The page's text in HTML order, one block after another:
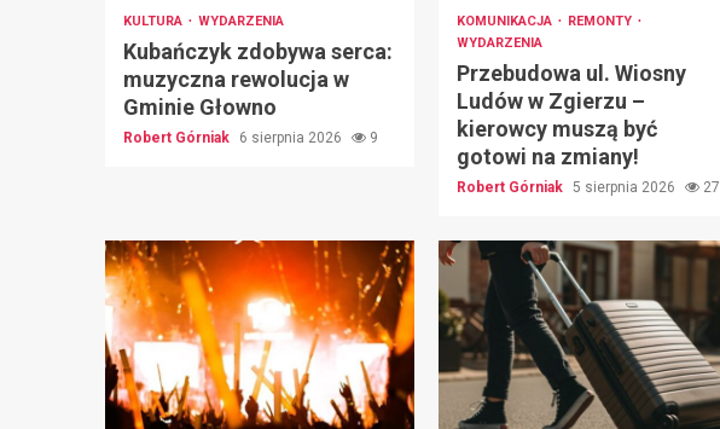
KULTURA WYDARZENIA
Kubańczyk zdobywa serca:
muzyczna rewolucja w
Gminie Głowno
Robert Górniak 6 sierpnia 2026 9
KOMUNIKACJA
REMONTY
WYDARZENIA
Przebudowa ul. Wiosny
Ludów w Zgierzu –
kierowcy muszą być
gotowi na zmiany!
Robert Górniak 5 sierpnia 2026 27